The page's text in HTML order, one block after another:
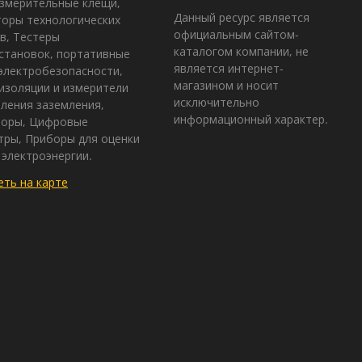
технологических
Тестеры
портативные
и измерители
заземления,
Цифровые
Приборы для оценки
на карте
Данный ресурс является
официальным сайтом-
каталогом компании, не
является интернет-
магазином и носит
исключительно
информационный характер.